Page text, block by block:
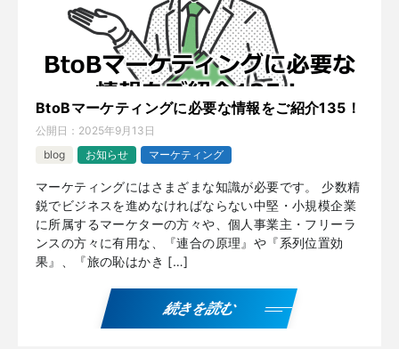
BtoBマーケティングに必要な情報をご紹介135！
公開日： 2025年9月13日
blog
お知らせ マーケティング
マーケティングにはさまざまな知識が必要です。 少数精
鋭でビジネスを進めなければならない中堅・小規模企業
に所属するマーケターの方々や、個人事業主・フリーラ
ンスの方々に有用な、『連合の原理』や『系列位置効
果』、『旅の恥はかき […]
続きを読む